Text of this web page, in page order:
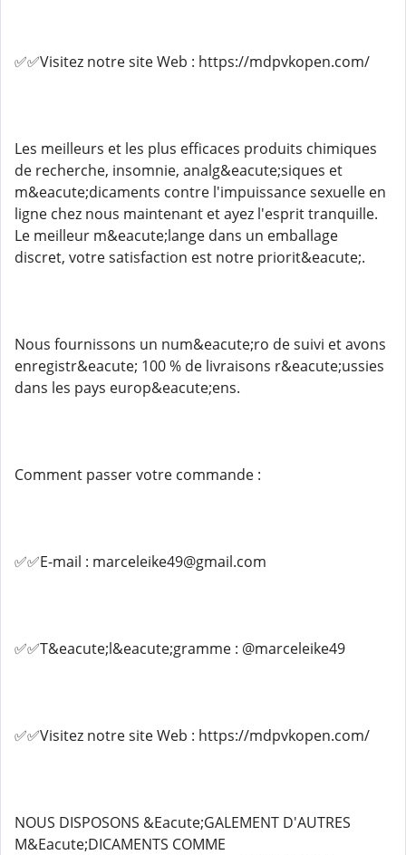
✅✅Visitez notre site Web : https://mdpvkopen.com/
Les meilleurs et les plus efficaces produits chimiques
de recherche, insomnie, analg&eacute;siques et
m&eacute;dicaments contre l'impuissance sexuelle en
ligne chez nous maintenant et ayez l'esprit tranquille.
Le meilleur m&eacute;lange dans un emballage
discret, votre satisfaction est notre priorit&eacute;.
Nous fournissons un num&eacute;ro de suivi et avons
enregistr&eacute; 100 % de livraisons r&eacute;ussies
dans les pays europ&eacute;ens.
Comment passer votre commande :
✅✅E-mail : marceleike49@gmail.com
✅✅T&eacute;l&eacute;gramme : @marceleike49
✅✅Visitez notre site Web : https://mdpvkopen.com/
NOUS DISPOSONS &Eacute;GALEMENT D'AUTRES
M&Eacute;DICAMENTS COMME